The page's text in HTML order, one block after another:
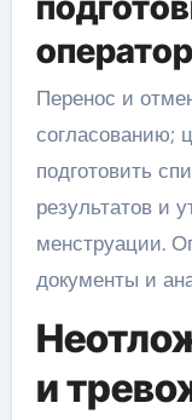
Перенос и
согласованию;
подготовить
результатов и
менструации.
документы и
и